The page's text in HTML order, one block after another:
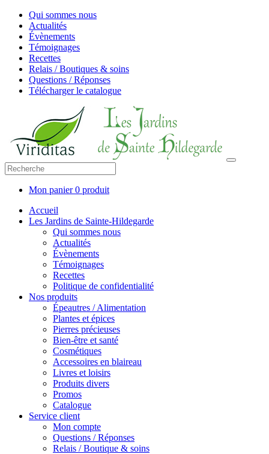
Qui sommes nous
Actualités
Évènements
Témoignages
Recettes
Relais / Boutiques & soins
Questions / Réponses
Télécharger le catalogue
Mon panier0 produit
Accueil
Les Jardins de Sainte-Hildegarde
Qui sommes nous
Actualités
Évènements
Témoignages
Recettes
Politique de confidentialité
Nos produits
Épeautres / Alimentation
Plantes et épices
Pierres précieuses
Bien-être et santé
Cosmétiques
Accessoires en blaireau
Livres et loisirs
Produits divers
Promos
Catalogue
Service client
Mon compte
Questions / Réponses
Relais / Boutique & soins